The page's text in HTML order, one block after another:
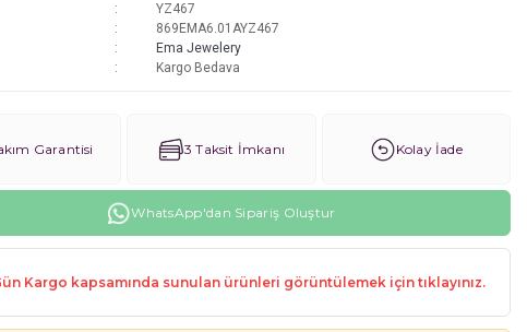
YZ467
869EMA6.01AYZ467
Ema Jewelery
Kargo Bedava
Garantisi 3 Taksit İmkanı Kolay İade
WhatsApp'dan Sipariş Oluştur
Kargo kapsamında sunulan ürünleri görüntülemek için tıklayınız.